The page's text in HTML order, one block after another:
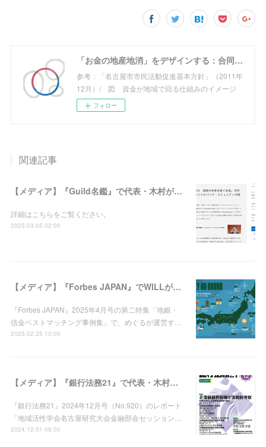
「お金の地産地消」をデザインする：合同会社めぐる
参考：「名古屋市市民活動促進基本方針」（2011年
12月）/ 図 資金が地域で回る仕組みのイメージ
フォロー
関連記事
【メディア】『Guild名鑑』で代表・木村が紹介されました
詳細はこちらをご覧ください。
2025.03.05 02:00
【メディア】『Forbes JAPAN』でWILLが紹介されました
『Forbes JAPAN』2025年4月号の第二特集「地銀・
信金ベストマッチング事例集」で、めぐるが運営す…
2025.02.25 10:00
【メディア】『銀行法務21』で代表・木村が紹介されました
『銀行法務21』2024年12月号（No.920）のレポート
「地域活性学会名古屋研究大会金融部会セッション…
2024.12.01 08:00